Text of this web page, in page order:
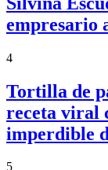
empresario
4
Tortilla de
receta viral
imperdible
5